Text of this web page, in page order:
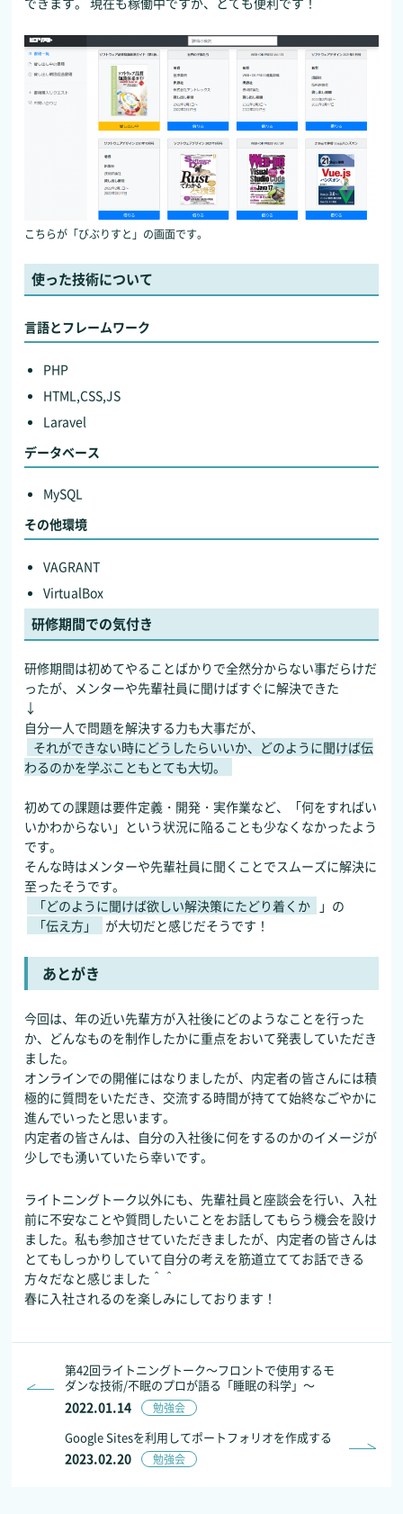
こちらが「びぶりすと」の画面です。
使った技術について
言語とフレームワーク
PHP
HTML,CSS,JS
Laravel
データベース
MySQL
その他環境
VAGRANT
VirtualBox
研修期間での気付き
研修期間は初めてやることばかりで全然分からない事だらけだ
ったが、メンターや先輩社員に聞けばすぐに解決できた
↓
自分一人で問題を解決する力も大事だが、
それができない時にどうしたらいいか、どのように聞けば伝
わるのかを学ぶこともとても大切。
初めての課題は要件定義・開発・実作業など、「何をすればい
いかわからない」という状況に陥ることも少なくなかったよう
です。
そんな時はメンターや先輩社員に聞くことでスムーズに解決に
至ったそうです。
「どのように聞けば欲しい解決策にたどり着くか
」の
「伝え方」
が大切だと感じだそうです！
あとがき
今回は、年の近い先輩方が入社後にどのようなことを行った
か、どんなものを制作したかに重点をおいて発表していただき
ました。
オンラインでの開催にはなりましたが、内定者の皆さんには積
極的に質問をいただき、交流する時間が持てて始終なごやかに
進んでいったと思います。
内定者の皆さんは、自分の入社後に何をするのかのイメージが
少しでも湧いていたら幸いです。
ライトニングトーク以外にも、先輩社員と座談会を行い、入社
前に不安なことや質問したいことをお話してもらう機会を設け
ました。私も参加させていただきましたが、内定者の皆さんは
とてもしっかりしていて自分の考えを筋道立ててお話できる
方々だなと感じました＾＾
春に入社されるのを楽しみにしております！
2022.01.14 勉強会
第42回ライトニングトーク～フロントで使用するモ
ダンな技術/不眠のプロが語る「睡眠の科学」～
2023.02.20 勉強会
Google Sitesを利用してポートフォリオを作成する